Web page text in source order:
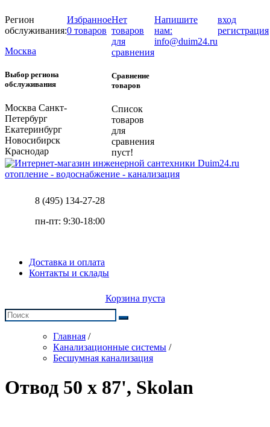
Регион
обслуживания:
Москва
Выбор региона
обслуживания
Москва Санкт-
Петербург
Екатеринбург
Новосибирск
Краснодар
Избранное
0 товаров
Нет
товаров
для
сравнения
Сравнение
товаров
Список
товаров
для
сравнения
пуст!
Напишите
нам:
info@duim24.ru
вход
регистрация
отопление - водоснабжение - канализация
8 (495) 134-27-28
пн-пт: 9:30-18:00
Доставка и оплата
Контакты и склады
Корзина пуста
Главная /
Канализационные системы /
Бесшумная канализация
Отвод 50 х 87', Skolan